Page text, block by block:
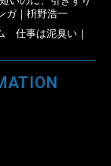
ガ｜枡野浩一
仕事は泥臭い｜